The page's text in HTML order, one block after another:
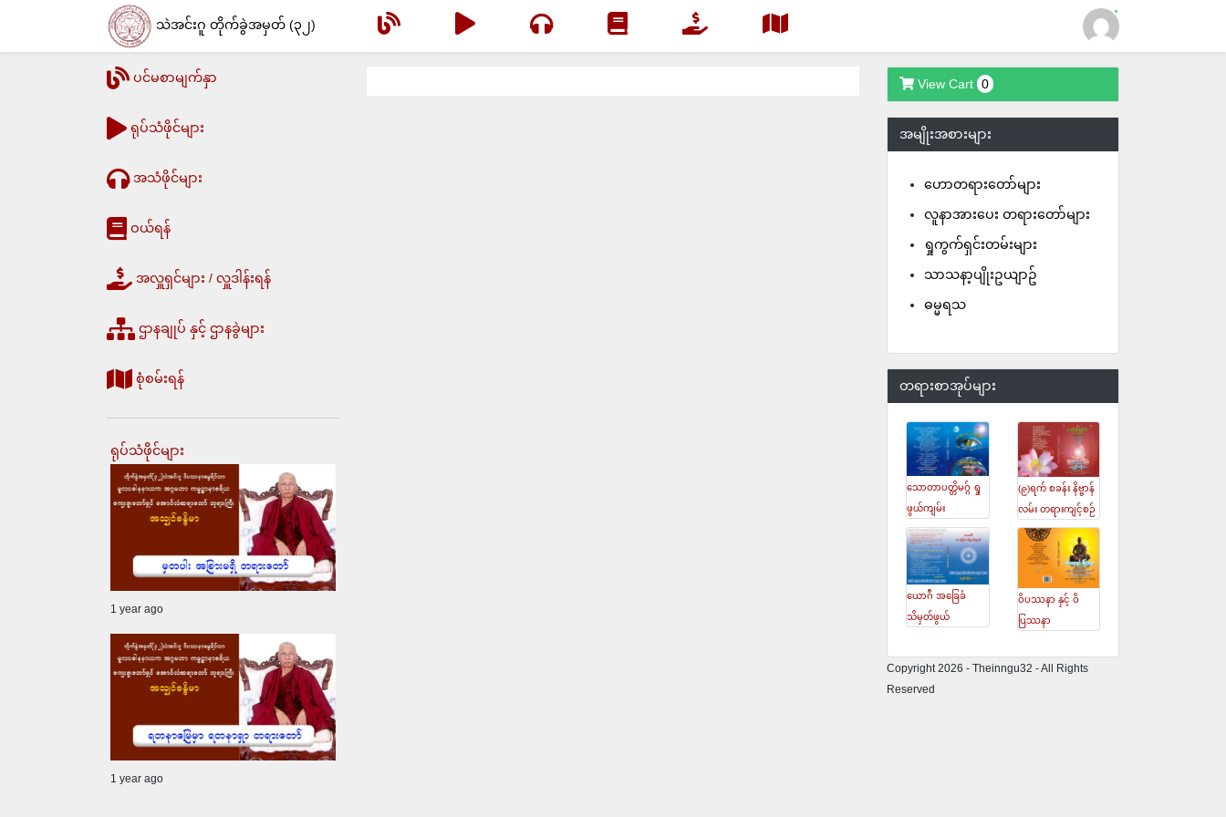
သဲအင်းဂူ တိုက်ခွဲအမှတ် (၃၂)
Login
ပင်မစာမျက်နှာ
ရုပ်သံဖိုင်များ
အသံဖိုင်များ
ဝယ်ရန်
အလှူရှင်များ / လှူဒါန်းရန်
ဌာနချုပ် နှင့် ဌာနခွဲများ
စုံစမ်းရန်
ရုပ်သံဖိုင်များ
1 year ago
1 year ago
View Cart 0
အမျိုးအစားများ
ဟောတရားတော်များ
လူနာအားပေး တရားတော်များ
ရှုကွက်ရှင်းတမ်းများ
သာသနာ့ပျိုးဥယျာဥ်
ဓမ္မရသ
တရားစာအုပ်များ
သောတာပတ္တိမဂ္ဂ် ရှု
ဖွယ်ကျမ်း
(၉)ရက် စခန်း နိဗ္ဗာန်
လမ်း တရားကျင့်စဉ်
ယောဂီ အခြေခံ
သိမှတ်ဖွယ်
ဝိပဿနာ နှင့် ဝိ
ပြဿနာ
Copyright 2026 - Theinngu32 - All Rights
Reserved